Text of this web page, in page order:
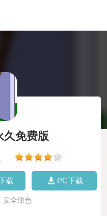
久免费版
载 PC下载
安全绿色